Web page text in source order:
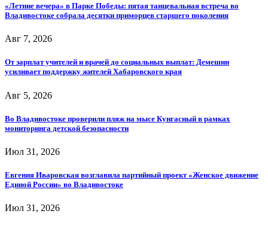
«Летние вечера» в Парке Победы: пятая танцевальная встреча во
Владивостоке собрала десятки приморцев старшего поколения
Авг 7, 2026
От зарплат учителей и врачей до социальных выплат: Демешин
усиливает поддержку жителей Хабаровского края
Авг 5, 2026
Во Владивостоке проверили пляж на мысе Кунгасный в рамках
мониторинга детской безопасности
Июл 31, 2026
Евгения Иваровская возглавила партийный проект «Женское движение
Единой России» во Владивостоке
Июл 31, 2026